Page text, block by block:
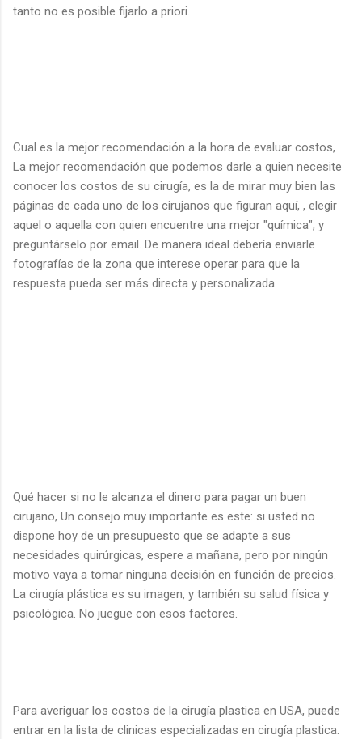
tanto no es posible fijarlo a priori.
Cual es la mejor recomendación a la hora de evaluar costos,
La mejor recomendación que podemos darle a quien necesite
conocer los costos de su cirugía, es la de mirar muy bien las
páginas de cada uno de los cirujanos que figuran aquí, , elegir
aquel o aquella con quien encuentre una mejor "química", y
preguntárselo por email. De manera ideal debería enviarle
fotografías de la zona que interese operar para que la
respuesta pueda ser más directa y personalizada.
Qué hacer si no le alcanza el dinero para pagar un buen
cirujano, Un consejo muy importante es este: si usted no
dispone hoy de un presupuesto que se adapte a sus
necesidades quirúrgicas, espere a mañana, pero por ningún
motivo vaya a tomar ninguna decisión en función de precios.
La cirugía plástica es su imagen, y también su salud física y
psicológica. No juegue con esos factores.
Para averiguar los costos de la cirugía plastica en USA, puede
entrar en la lista de clinicas especializadas en cirugía plastica.